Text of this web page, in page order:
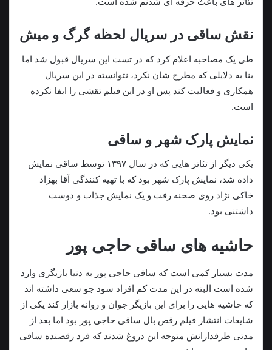
نقش ساقی در سریال لحظه گرگ و‌ میش
طی یک مصاحبه اعلام کرد که در تست این سریال قبول شد اما
بنا به دلایلی که مطرح شان نکرد، نتوانسته در این سریال
همکاری و فعالیت کند پس او در این فیلم تقشی را ایفا نکرده
است.
نمایش پارک شهر و ساقی
یکی دیگر از تئاتر هایی که در سال ۱۳۹۷ توسط ساقی نمایش
داده شد، نمایش پارک شهر بود که با تهیه کنندگی آقا بهزاد
خاکی نژاد روی صحنه رفت و یک‌ نمایش جذاب و دوست
داشتنی بود.
حاشیه های ساقی حاجی پور
مدت بسیار کمی است که ساقی حاجی پور به دنیا بازیگری وارد
شده است البته در این مدت کم افراد سود جو سعی داشته اند
که حاشیه هایی را برای این بازیگر جوان و روانه بازار کند یکی از
شایعات انتشار فیلم رقص بال ساقی حاجی پور بود اما بعد از
مدتی طرفدارانش متوجه این دروغ شدند که فرد رقصنده ساقی